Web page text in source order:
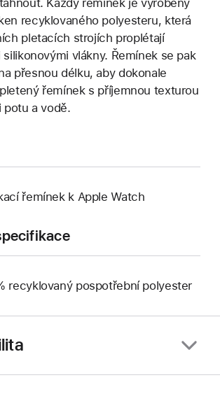
recyklovaného polyesteru, která
pletacích strojích proplétají
vlákny. Řemínek se pak
přesnou délku, aby dokonale
řemínek s příjemnou texturou
potu a vodě.
řemínek k Apple Watch
recyklovaný pospotřební polyester